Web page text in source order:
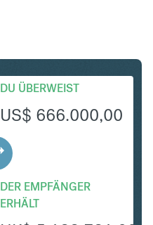
DU ÜBERWEIST
US$ 666.000,00
DER EMPFÄNGER
ERHÄLT